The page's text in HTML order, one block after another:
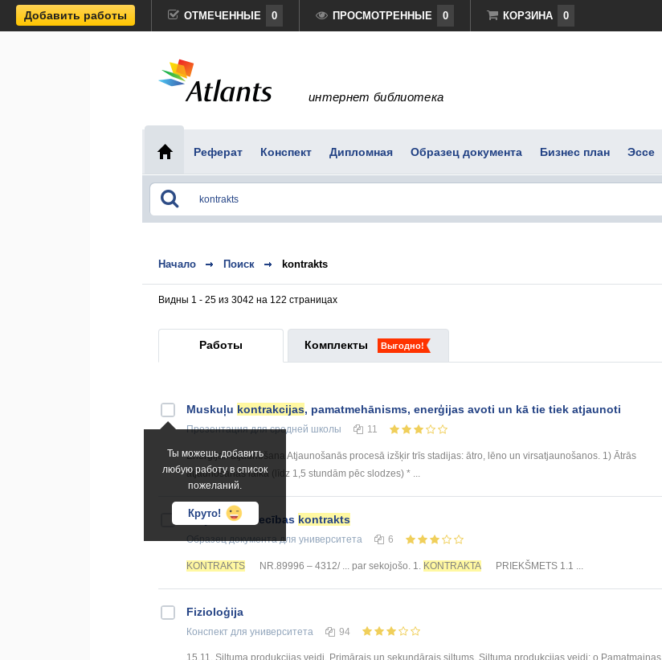
Добавить работы ОТМЕЧЕННЫЕ 0 ПРОСМОТРЕННЫЕ 0 КОРЗИНА 0
интернет библиотека
Реферат Конспект Дипломная Образец документа Бизнес план Эссе
Начало Поиск kontrakts
Видны 1 - 25 из 3042 на 122 страницах
Работы Комплекты Выгодно!
Ты можешь добавить
любую работу в список
пожеланий.
Круто!
Muskuļu kontrakcijas, pamatmehānisms, enerģijas avoti un kā tie tiek atjaunoti
Презентациядля средней школы 11
Enerģijas atjaunošana Atjaunošanās procesā izšķir trīs stadijas: ātro, lēno un virsatjaunošanos. 1) Ātrās
atjaunošanās laikā (līdz 1,5 stundām pēc slodzes) * ...
Ārējās tirdzniecības kontrakts
Образец документадля университета 6
KONTRAKTS NR.89996 – 4312/ ... par sekojošo. 1. KONTRAKTA PRIEKŠMETS 1.1 ...
Fizioloģija
Конспект для университета 94